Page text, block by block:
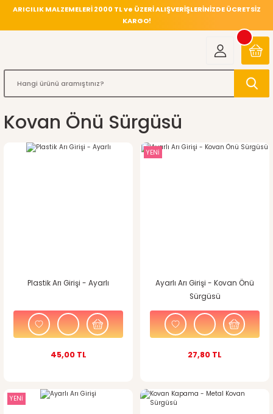
ARICILIK MALZEMELERİ 2000 TL ve ÜZERİ ALIŞVERİŞLERİNİZDE ÜCRETSİZ
KARGO!
Kovan Önü Sürgüsü
Plastik Arı Girişi - Ayarlı
45,00 TL
YENİ
Ayarlı Arı Girişi - Kovan Önü
Sürgüsü
27,80 TL
YENİ